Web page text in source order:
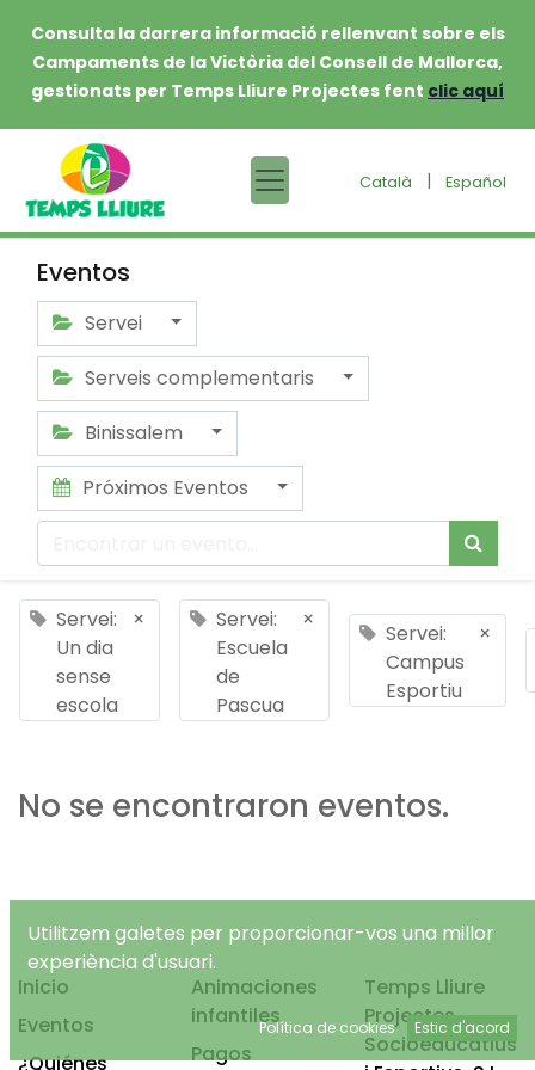
Consulta la darrera informació rellenvant sobre els
Campaments de la Victòria del Consell de Mallorca,
gestionats per Temps Lliure Projectes fent clic aquí
Català | Español
Eventos
Servei
Serveis complementaris
Binissalem
Próximos Eventos
Servei:
Un dia
sense
escola
×
Servei:
Escuela
de
Pascua
×
Servei:
Campus
Esportiu
×
No se encontraron eventos.
Inicio
Eventos
¿Quiénes
Animaciones
infantiles
Pagos
Temps Lliure
Projectes
Socioeducatius
Utilitzem galetes per proporcionar-vos una millor
experiència d'usuari.
Política de cookies Estic d'acord